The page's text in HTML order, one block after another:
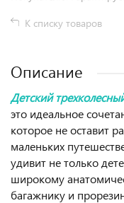
К списку товаров
Описание
Детский
это идеальное
которое не оставит
маленьких
удивит не только
широкому
багажнику и